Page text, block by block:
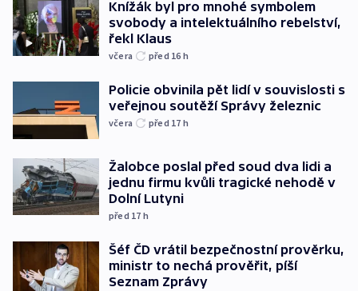
Knížák byl pro mnohé symbolem
svobody a intelektuálního rebelství,
řekl Klaus
včera před 16 h
Policie obvinila pět lidí v souvislosti s
veřejnou soutěží Správy železnic
včera před 17 h
Žalobce poslal před soud dva lidi a
jednu firmu kvůli tragické nehodě v
Dolní Lutyni
před 17 h
Šéf ČD vrátil bezpečnostní prověrku,
ministr to nechá prověřit, píší
Seznam Zprávy